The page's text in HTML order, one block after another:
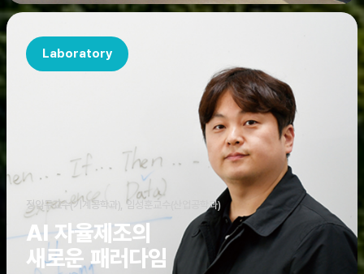
Laboratory
정임두교수(기계공학과), 임성훈교수(산업공학과)
AI 자율제조의
새로운 패러다임